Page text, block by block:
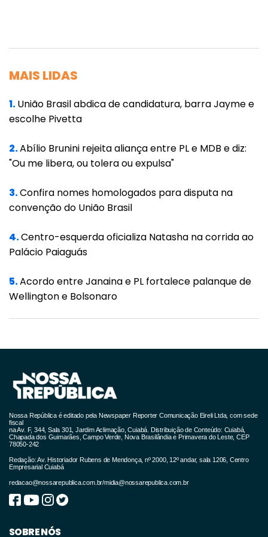
Para o diretor de Diversidade da CAF, Eddi
cultura, da história e da identidade brasileira.
"Com esse guia, seguimos fortalecendo o
ecossistema que tem como protagonistas as
pessoas negras, gerando impacto
celebra a memória e o orgulho”.
confecção do Guia, a consultora da
Embratur/CAF Natália Oliveira destaca o
ineditismo do material. “Lançar um
documento que traz diretrizes para a
antirracista.”
O guia propõe uma postura ativa de
antirracismo, definida como o enfrentamento
contínuo a doutrinas e práticas racistas. O
documento oferece um roteiro detalhado
para empresas, sugerindo ações como a
revisão de vagas para evitar linguagem
excludente, a ampliação da divulgação em
redes comunitárias negras e a criação de
MAIS LIDAS
1.União Brasil abdica de candidatura, barra Jayme e
escolhe Pivetta
2.Abílio Brunini rejeita aliança entre PL e MDB e diz:
"Ou me libera, ou tolera ou expulsa"
3.Confira nomes homologados para disputa na
convenção do União Brasil
4.Centro-esquerda oficializa Natasha na corrida ao
Palácio Paiaguás
5.Acordo entre Janaina e PL fortalece palanque de
Wellington e Bolsonaro
Nossa República é editado pela Newspaper Reporter Comunicação Eireli Ltda, com sede
fiscal
na Av. F, 344, Sala 301, Jardim Aclimação, Cuiabá. Distribuição de Conteúdo: Cuiabá,
Chapada dos Guimarães, Campo Verde, Nova Brasilândia e Primavera do Leste, CEP
78050-242
Redação: Av. Historiador Rubens de Mendonça, nº 2000, 12º andar, sala 1206, Centro
Empresarial Cuiabá
redacao@nossarepublica.com.br/midia@nossarepublica.com.br
SOBRE NÓS